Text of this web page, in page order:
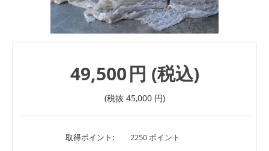
49,500円 (税込)
(税抜 45,000 円)
取得ポイント: 2250 ポイント